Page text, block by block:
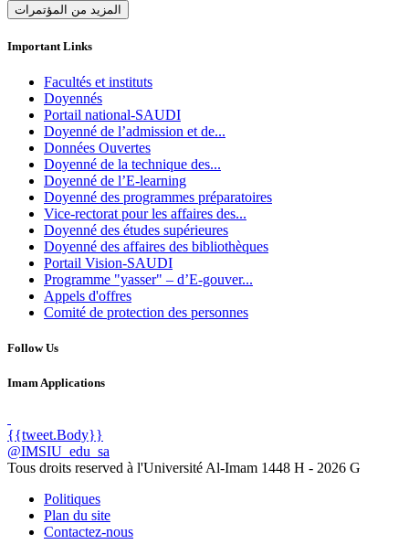
المزيد من المؤتمرات
Important Links
Facultés et instituts
Doyennés
Portail national-SAUDI
Doyenné de l’admission et de...
Données Ouvertes
Doyenné de la technique des...
Doyenné de l’E-learning
Doyenné des programmes préparatoires
Vice-rectorat pour les affaires des...
Doyenné des études supérieures
Doyenné des affaires des bibliothèques
Portail Vision-SAUDI
Programme "yasser" – d’E-gouver...
Appels d'offres
Comité de protection des personnes
Follow Us
Imam Applications
{{tweet.Body}}
@IMSIU_edu_sa
Tous droits reserved à l'Université Al-Imam 1448 H - 2026 G
Politiques
Plan du site
Contactez-nous